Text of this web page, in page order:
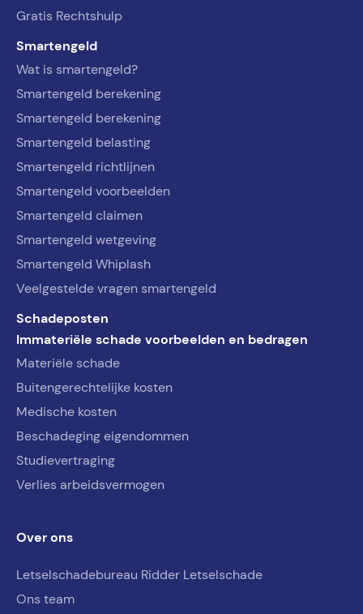
Gratis Rechtshulp
Smartengeld
Wat is smartengeld?
Smartengeld berekening
Smartengeld berekening
Smartengeld belasting
Smartengeld richtlijnen
Smartengeld voorbeelden
Smartengeld claimen
Smartengeld wetgeving
Smartengeld Whiplash
Veelgestelde vragen smartengeld
Schadeposten
Immateriële schade voorbeelden en bedragen
Materiële schade
Buitengerechtelijke kosten
Medische kosten
Beschadeging eigendommen
Studievertraging
Verlies arbeidsvermogen
Over ons
Letselschadebureau Ridder Letselschade
Ons team